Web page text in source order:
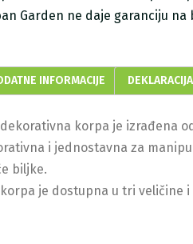
Garden ne daje garanciju na
INFORMACIJE DEKLARACIJA
dekorativna korpa je izrađena
i jednostavna za
biljke.
korpa je dostupna u tri veličine i